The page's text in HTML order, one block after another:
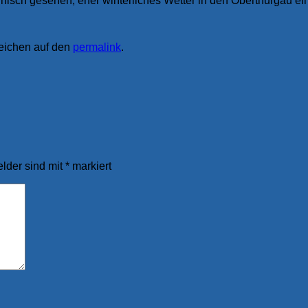
auf den permalink.
sind mit* markiert